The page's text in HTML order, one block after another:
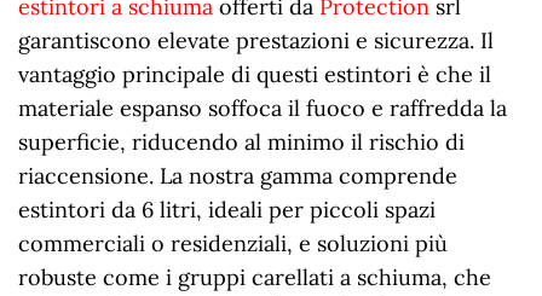
estintori a schiuma offerti da Protection srl
garantiscono elevate prestazioni e sicurezza. Il
vantaggio principale di questi estintori è che il
materiale espanso soffoca il fuoco e raffredda la
superficie, riducendo al minimo il rischio di
riaccensione. La nostra gamma comprende
estintori da 6 litri, ideali per piccoli spazi
commerciali o residenziali, e soluzioni più
robuste come i gruppi carellati a schiuma, che